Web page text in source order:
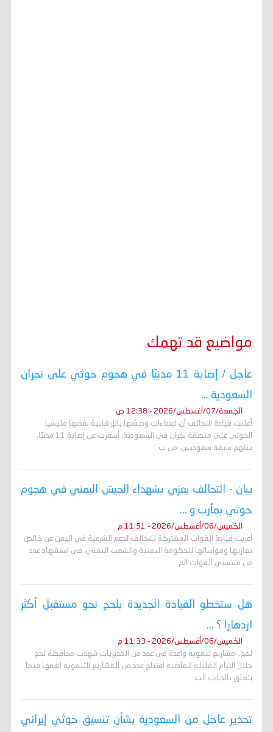
مواضيع قد تهمك
عاجل / إصابة 11 مدنيًا في هجوم حوثي على نجران
السعودية ...
الجمعة/07/أغسطس/2026 - 12:38 ص
أعلنت قيادة التحالف أن اعتداءات وصفتها بالإرهابية نفذتها مليشيا
الحوثي على منطقة نجران في السعودية، أسفرت عن إصابة 11 مدنيًا،
بينهم سبعة سعوديين، من ب
بيان - التحالف يعزي بشهداء الجيش اليمني في هجوم
حوثي بمأرب و ...
الخميس/06/أغسطس/2026 - 11:51 م
أعربت قيادة القوات المشتركة للتحالف لدعم الشرعية في اليمن عن خالص
تعازيها ومواساتها للحكومة اليمنية والشعب اليمني، في استشهاد عدد
من منتسبي القوات الم
هل ستخطو القيادة الجديدة بلحج نحو مستقبل أكثر
ازدهارا ؟ ...
الخميس/06/أغسطس/2026 - 11:33 م
لحج.. مشاريع تنموية واعدة في عدد من المديريات شهدت محافظة لحج
خلال الايام القليلة الماضية افتتاح عدد من المشاريع التنموية اهمها فيما
يتعلق بالجانب الت
تحذير عاجل من السعودية بشأن تنسيق حوثي إيراني